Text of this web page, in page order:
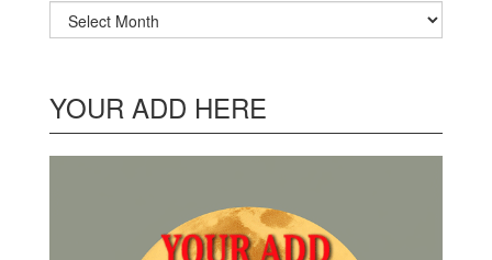
Archives
YOUR ADD HERE